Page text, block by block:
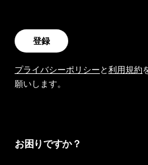
登録
プライバシーポリシーと利用規約
願いします。
お困りですか？